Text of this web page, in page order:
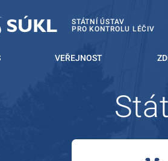
STÁTNÍ ÚSTAV
PRO KONTROLU LÉČIV
VEŘEJNOST